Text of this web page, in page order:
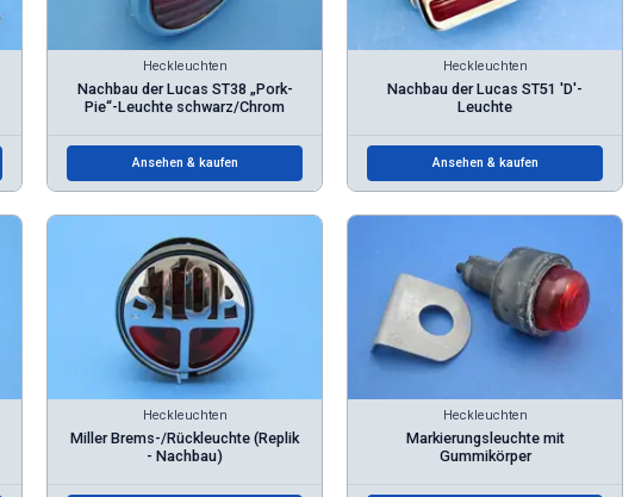
Heckleuchten
Nachbau der Lucas ST38 „Pork-
Pie“-Leuchte schwarz/Chrom
Ansehen & kaufen
Heckleuchten
Nachbau der Lucas ST51 'D'-
Leuchte
Ansehen & kaufen
Heckleuchten
Miller Brems-/Rückleuchte (Replik
- Nachbau)
Heckleuchten
Markierungsleuchte mit
Gummikörper